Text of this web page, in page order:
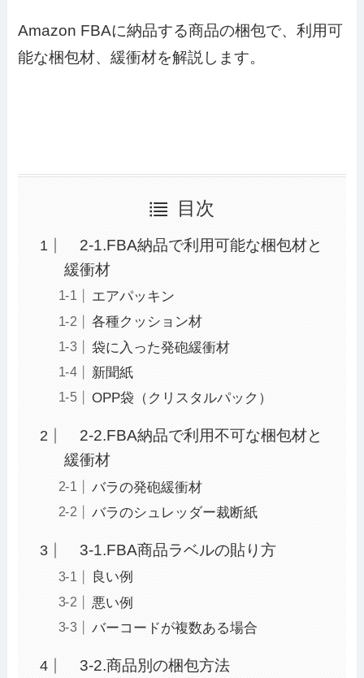
Amazon FBAに納品する商品の梱包で、利用可
能な梱包材、緩衝材を解説します。
目次
2-1.FBA納品で利用可能な梱包材と
緩衝材
エアパッキン
各種クッション材
袋に入った発砲緩衝材
新聞紙
OPP袋（クリスタルパック）
2-2.FBA納品で利用不可な梱包材と
緩衝材
バラの発砲緩衝材
バラのシュレッダー裁断紙
3-1.FBA商品ラベルの貼り方
良い例
悪い例
バーコードが複数ある場合
3-2.商品別の梱包方法